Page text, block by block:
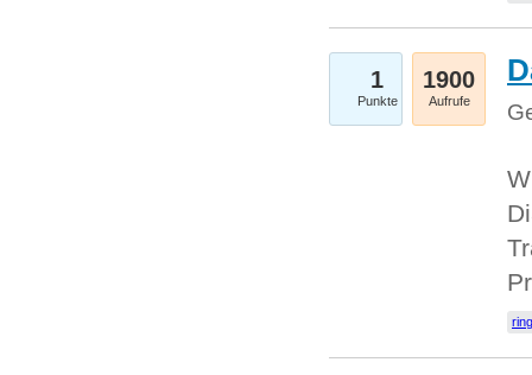
1
Punkte
1900
Aufrufe
ring